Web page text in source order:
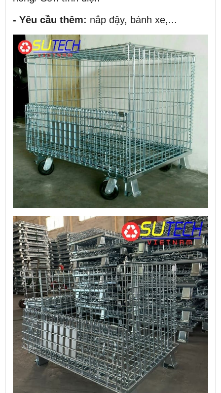
- Yêu cầu thêm: nắp đậy, bánh xe,...